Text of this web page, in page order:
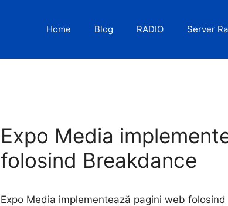
Home Blog RADIO Server
Expo Media
folosind Breakdance
Expo Media implementează pagini web